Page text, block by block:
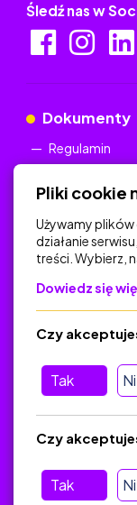
Śledź nas w
Dokumenty
Regulamin
Na skróty
Polityka
Regulamin
O platformie
Baza
Jak zostać
FAQ
Pliki cookie
Używamy
działanie
treści. Wybierz,
Dowiedz się
Tak
Czy
Tak
Czy